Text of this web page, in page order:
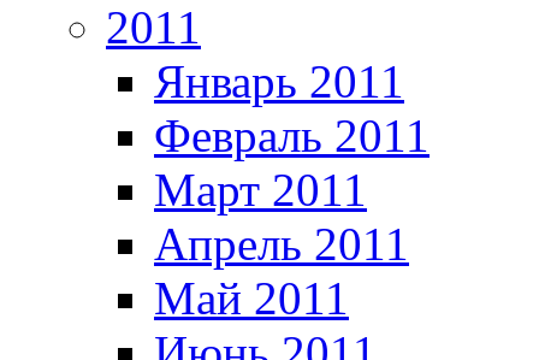
2011
Январь 2011
Февраль 2011
Март 2011
Апрель 2011
Май 2011